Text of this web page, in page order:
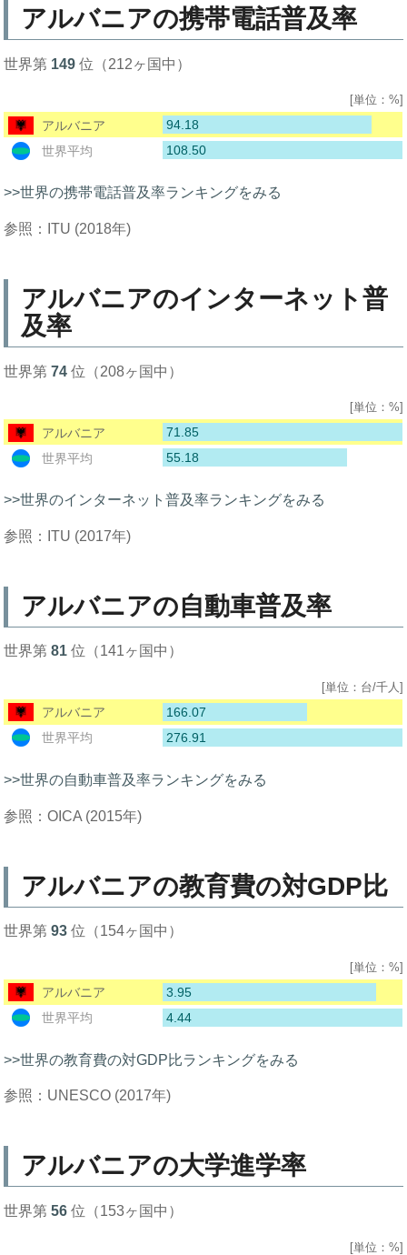
アルバニアの携帯電話普及率
世界第 149 位（212ヶ国中）
[単位：%]
アルバニア
94.18
世界平均
108.50
>>世界の携帯電話普及率ランキングをみる
参照：ITU (2018年)
アルバニアのインターネット普
及率
世界第74 位（208ヶ国中）
[単位：%]
アルバニア
71.85
世界平均
55.18
>>世界のインターネット普及率ランキングをみる
参照：ITU (2017年)
アルバニアの自動車普及率
世界第81 位（141ヶ国中）
[単位：台/千人]
アルバニア
166.07
世界平均
276.91
>>世界の自動車普及率ランキングをみる
参照：OICA (2015年)
アルバニアの教育費の対GDP比
世界第93 位（154ヶ国中）
[単位：%]
アルバニア
3.95
世界平均
4.44
>>世界の教育費の対GDP比ランキングをみる
参照：UNESCO (2017年)
アルバニアの大学進学率
世界第56 位（153ヶ国中）
[単位：%]